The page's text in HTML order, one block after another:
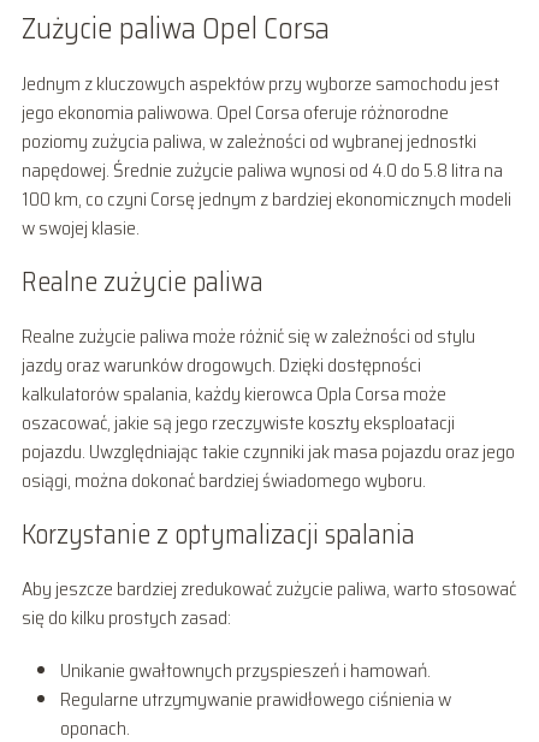
Zużycie paliwa Opel Corsa
Jednym z kluczowych aspektów przy wyborze samochodu jest
jego ekonomia paliwowa. Opel Corsa oferuje różnorodne
poziomy zużycia paliwa, w zależności od wybranej jednostki
napędowej. Średnie zużycie paliwa wynosi od 4.0 do 5.8 litra na
100 km, co czyni Corsę jednym z bardziej ekonomicznych modeli
w swojej klasie.
Realne zużycie paliwa
Realne zużycie paliwa może różnić się w zależności od stylu
jazdy oraz warunków drogowych. Dzięki dostępności
kalkulatorów spalania, każdy kierowca Opla Corsa może
oszacować, jakie są jego rzeczywiste koszty eksploatacji
pojazdu. Uwzględniając takie czynniki jak masa pojazdu oraz jego
osiągi, można dokonać bardziej świadomego wyboru.
Korzystanie z optymalizacji spalania
Aby jeszcze bardziej zredukować zużycie paliwa, warto stosować
się do kilku prostych zasad:
Unikanie gwałtownych przyspieszeń i hamowań.
Regularne utrzymywanie prawidłowego ciśnienia w
oponach.